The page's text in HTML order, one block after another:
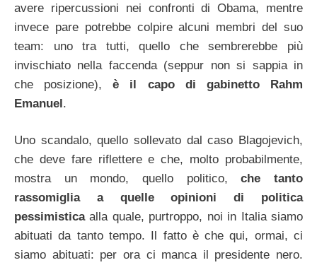
avere ripercussioni nei confronti di Obama, mentre
invece pare potrebbe colpire alcuni membri del suo
team: uno tra tutti, quello che sembrerebbe più
invischiato nella faccenda (seppur non si sappia in
che posizione),è il capo di gabinetto Rahm
Emanuel.
Uno scandalo, quello sollevato dal caso Blagojevich,
che deve fare riflettere e che, molto probabilmente,
mostra un mondo, quello politico,che tanto
rassomiglia a quelle opinioni di politica
pessimisticaalla quale, purtroppo, noi in Italia siamo
abituati da tanto tempo. Il fatto è che qui, ormai, ci
siamo abituati: per ora ci manca il presidente nero.